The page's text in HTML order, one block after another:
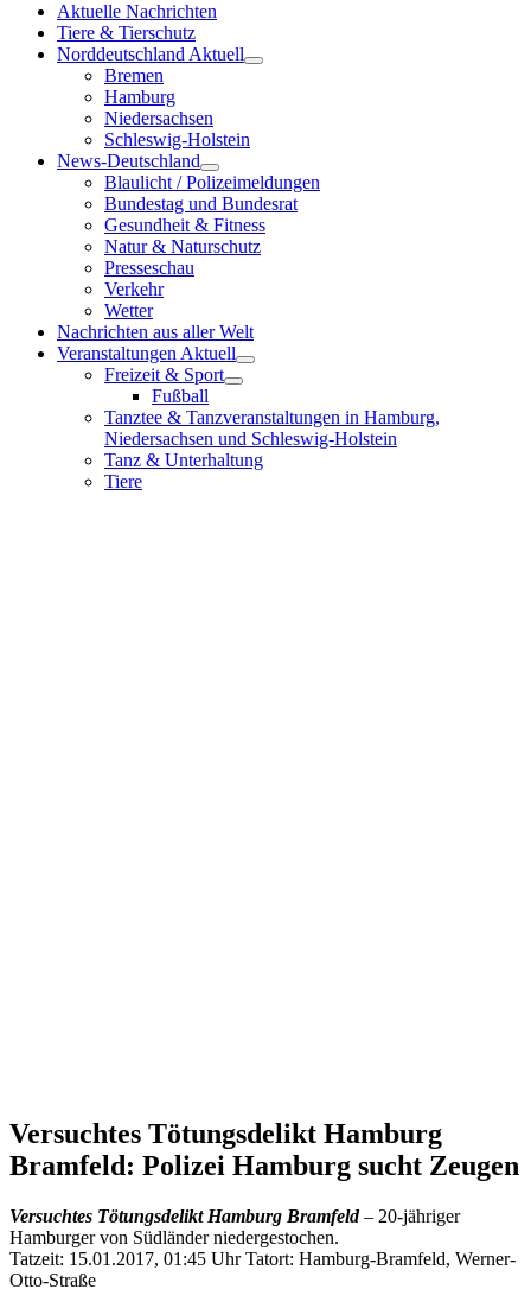
Aktuelle Nachrichten
Tiere & Tierschutz
Norddeutschland Aktuell
Bremen
Hamburg
Niedersachsen
Schleswig-Holstein
News-Deutschland
Blaulicht / Polizeimeldungen
Bundestag und Bundesrat
Gesundheit & Fitness
Natur & Naturschutz
Presseschau
Verkehr
Wetter
Nachrichten aus aller Welt
Veranstaltungen Aktuell
Freizeit & Sport
Fußball
Tanztee & Tanzveranstaltungen in Hamburg,
Niedersachsen und Schleswig-Holstein
Tanz & Unterhaltung
Tiere
Versuchtes Tötungsdelikt Hamburg
Bramfeld: Polizei Hamburg sucht Zeugen
Versuchtes Tötungsdelikt Hamburg Bramfeld– 20-jähriger
Hamburger von Südländer niedergestochen.
Tatzeit: 15.01.2017, 01:45 Uhr Tatort: Hamburg-Bramfeld, Werner-
Otto-Straße